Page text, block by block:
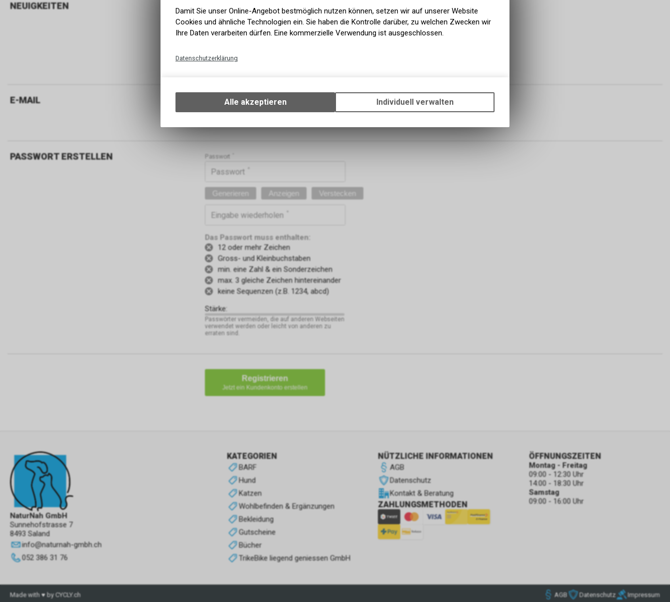
NEUIGKEITEN
Wünscht keine Neuigkeiten
Neuigkeiten erwünscht
Nur per Briefpost
E-MAIL
E-Mail-Adresse E-Mail-Adresse wiederholen
PASSWORT ERSTELLEN Passwort
Passwort
Generieren Anzeigen Verstecken
Eingabe wiederholen
Das Passwort muss enthalten:
12 oder mehr Zeichen
Gross- und Kleinbuchstaben
min. eine Zahl & ein Sonderzeichen
max. 3 gleiche Zeichen hintereinander
keine Sequenzen (z.B. 1234, abcd)
Stärke:
Passwörter vermeiden, die auf anderen Webseiten
verwendet werden oder leicht von anderen zu
erraten sind.
Registrieren
Jetzt ein Kundenkonto erstellen
NaturNah GmbH
Sunnehofstrasse 7
8493 Saland
info@naturnah-gmbh.ch
052 386 31 76
KATEGORIEN
BARF
Hund
Katzen
Wohlbefinden & Ergänzungen
Bekleidung
Gutscheine
Bücher
TrikeBike liegend geniessen GmbH
NÜTZLICHE INFORMATIONEN
AGB
Datenschutz
Kontakt & Beratung
ZAHLUNGSMETHODEN
ÖFFNUNGSZEITEN
Montag - Freitag
09:00 - 12:30 Uhr
14:00 - 18:30 Uhr
Samstag
09:00 - 16:00 Uhr
Made with ♥ by CYCLY.ch AGB Datenschutz Impressum
Damit Sie unser Online-Angebot bestmöglich nutzen können, setzen wir auf unserer Website
Cookies und ähnliche Technologien ein. Sie haben die Kontrolle darüber, zu welchen Zwecken wir
Ihre Daten verarbeiten dürfen. Eine kommerzielle Verwendung ist ausgeschlossen.
Datenschutzerklärung
Ihrem Gerät, um die grundlegenden Funktionen unseres Online-Angebots, wie die
Verwendung des Warenkorbs, zu ermöglichen. Bitte beachten Sie, dass die
zulassen.
Alle akzeptieren Individuell verwalten